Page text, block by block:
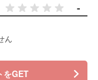
-
ん
をGET